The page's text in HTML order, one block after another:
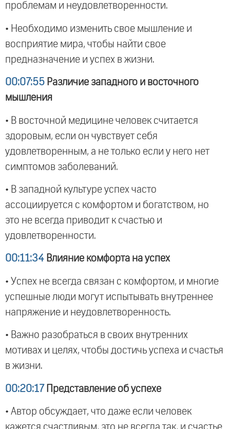
проблемам и неудовлетворенности.
• Необходимо изменить свое мышление и
восприятие мира, чтобы найти свое
предназначение и успех в жизни.
00:07:55 Различие западного и восточного
мышления
• В восточной медицине человек считается
здоровым, если он чувствует себя
удовлетворенным, а не только если у него нет
симптомов заболеваний.
• В западной культуре успех часто
ассоциируется с комфортом и богатством, но
это не всегда приводит к счастью и
удовлетворенности.
00:11:34 Влияние комфорта на успех
• Успех не всегда связан с комфортом, и многие
успешные люди могут испытывать внутреннее
напряжение и неудовлетворенность.
• Важно разобраться в своих внутренних
мотивах и целях, чтобы достичь успеха и счастья
в жизни.
00:20:17 Представление об успехе
• Автор обсуждает, что даже если человек
кажется счастливым, это не всегда так, и счастье